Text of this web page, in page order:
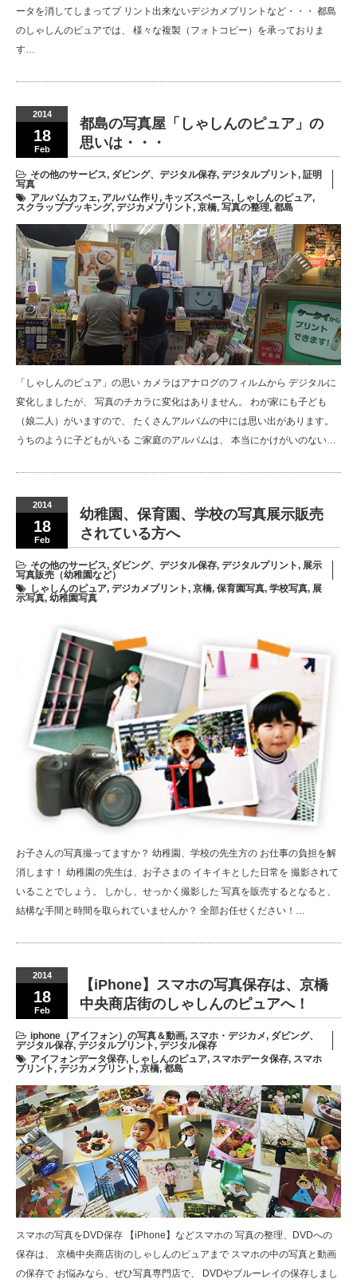
ータを消してしまってプ リント出来ないデジカメプリントなど・・・ 都島
のしゃしんのピュアでは、 様々な複製（フォトコピー）を承っておりま
す…
2014
18
Feb
都島の写真屋「しゃしんのピュア」の
思いは・・・
その他のサービス, ダビング、デジタル保存, デジタルプリント, 証明
写真
アルバムカフェ, アルバム作り, キッズスペース, しゃしんのピュア,
スクラップブッキング, デジカメプリント, 京橋, 写真の整理, 都島
「しゃしんのピュア」の思い カメラはアナログのフィルムから デジタルに
変化しましたが、 写真のチカラに変化はありません。 わが家にも子ども
（娘二人）がいますので、 たくさんアルバムの中には思い出があります。
うちのように子どもがいる ご家庭のアルバムは、 本当にかけがいのない…
2014
18
Feb
幼稚園、保育園、学校の写真展示販売
されている方へ
その他のサービス, ダビング、デジタル保存, デジタルプリント, 展示
写真販売（幼稚園など）
しゃしんのピュア, デジカメプリント, 京橋, 保育園写真, 学校写真, 展
示写真, 幼稚園写真
お子さんの写真撮ってますか？ 幼稚園、学校の先生方の お仕事の負担を解
消します！ 幼稚園の先生は、お子さまの イキイキとした日常を 撮影されて
いることでしょう。 しかし、せっかく撮影した 写真を販売するとなると、
結構な手間と時間を取られていませんか？ 全部お任せください！…
2014
18
Feb
【iPhone】スマホの写真保存は、京橋
中央商店街のしゃしんのピュアへ！
iphone（アイフォン）の写真＆動画, スマホ・デジカメ, ダビング、
デジタル保存, デジタルプリント, デジタル保存
アイフォンデータ保存, しゃしんのピュア, スマホデータ保存, スマホ
プリント, デジカメプリント, 京橋, 都島
スマホの写真をDVD保存 【iPhone】などスマホの 写真の整理、DVDへの
保存は、 京橋中央商店街のしゃしんのピュアまで スマホの中の写真と動画
の保存で お悩みなら、ぜひ写真専門店で、 DVDやブルーレイの保存しまし